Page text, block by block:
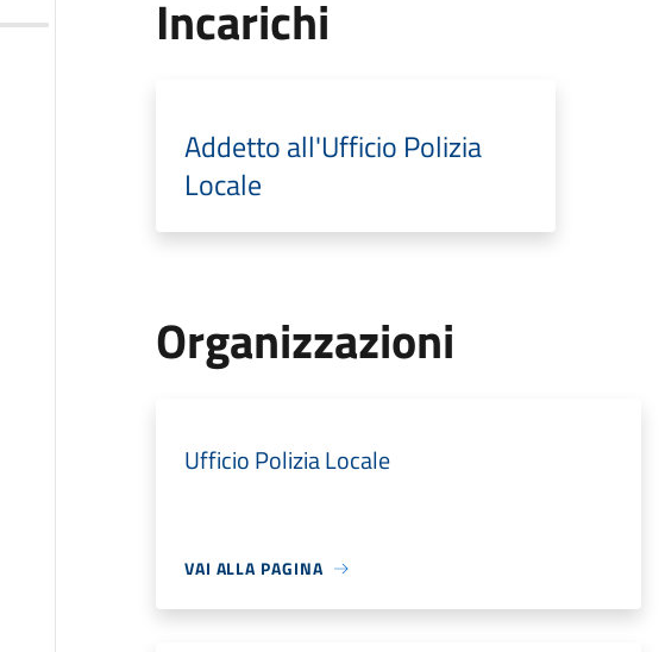
Incarichi
Addetto all'Ufficio Polizia
Locale
Organizzazioni
Ufficio Polizia Locale
VAI ALLA PAGINA